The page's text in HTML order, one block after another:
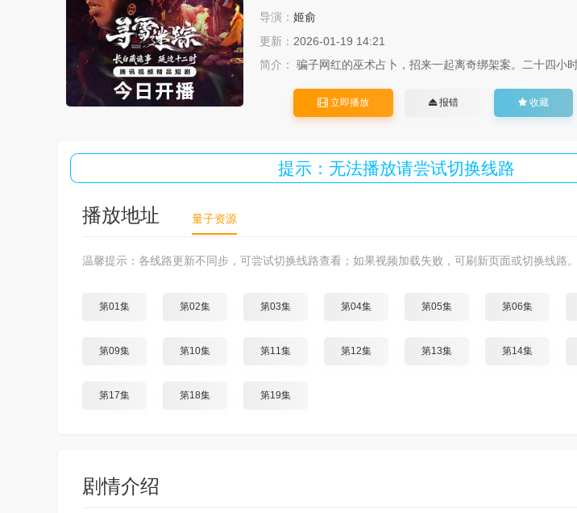
导演： 姬俞
更新： 2026-01-19 14:21
简介：
骗子网红的巫术占卜，招来一起离奇绑架案。二十四小
立即播放 报错 收藏
提示：无法播放请尝试切换线路
播放地址 量子资源
温馨提示：各线路更新不同步，可尝试切换线路查看；如果视频加载失败，可刷新页面或切换线路。
第01集 第02集 第03集 第04集 第05集 第06集
第09集 第10集 第11集 第12集 第13集 第14集
第17集 第18集 第19集
剧情介绍